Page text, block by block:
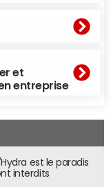
et
entreprise
est le paradis
interdits